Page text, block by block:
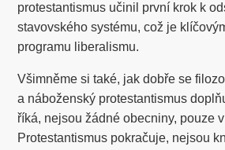
protestantismus učinil první krok k
stavovského systému, což je
programu liberalismu.
Všimněme si také, jak dobře se
a náboženský protestantismus
říká, nejsou žádné obecniny, pouze
Protestantismus pokračuje, nejsou